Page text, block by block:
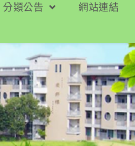
分類公告 網站連結